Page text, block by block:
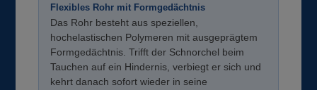
Flexibles Rohr mit Formgedächtnis
Das Rohr besteht aus speziellen,
hochelastischen Polymeren mit ausgeprägtem
Formgedächtnis. Trifft der Schnorchel beim
Tauchen auf ein Hindernis, verbiegt er sich und
kehrt danach sofort wieder in seine